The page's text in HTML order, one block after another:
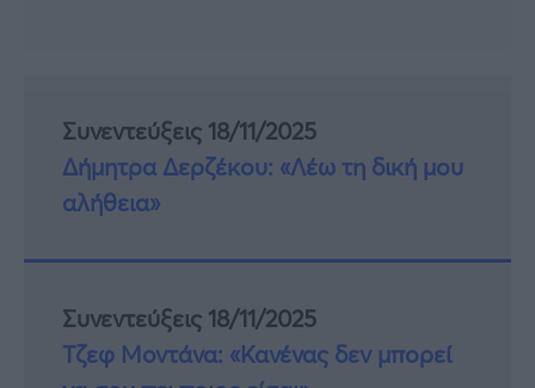
Συνεντεύξεις 18/11/2025
Δήμητρα Δερζέκου: «Λέω τη δική μου
αλήθεια»
Συνεντεύξεις 18/11/2025
Τζεφ Μοντάνα: «Κανένας δεν μπορεί